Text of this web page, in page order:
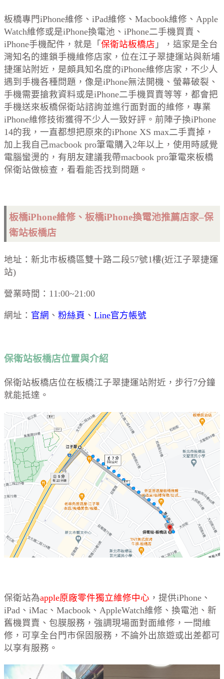
板橋專門iPhone維修、iPad維修、Macbook維修、Apple
Watch維修或是iPhone換電池、iPhone二手機買賣、
iPhone手機配件，就是「 保衛站板橋店 」，這家是全台
灣知名的連鎖手機維修店家，位在江子翠捷運站與新埔
捷運站附近，是頗具知名度的iPhone維修店家，不少人
遇到手機各種問題，像是iPhone無法開機、螢幕破裂、
手機需要搶救資料或是iPhone二手機買賣等等，都會把
手機送來板橋保衛站諮詢並進行面對面的維修，專業
iPhone維修技術獲得不少人一致好評。前陣子換iPhone
14的我，一直都想把原來的iPhone XS max二手賣掉，
加上我自己macbook pro筆電購入2年以上，使用時感覺
電腦蠻燙的，有朋友建議我帶macbook pro筆電來板橋
保衛站做檢查，看看能否找到問題。
板橋iPhone維修、板橋iPhone換電池推薦店家–保
衛站板橋店
地址：新北市板橋區雙十路二段57號1樓(近江子翠捷運
站)
營業時間：11:00~21:00
網址： 官網 、 粉絲頁 、 Line官方帳號
保衛站板橋店位置與介紹
保衛站板橋店位在板橋江子翠捷運站附近，步行7分鐘
就能抵達。
保衛站為apple原廠零件獨立維修中心 ，提供iPhone、
iPad、iMac、Macbook、AppleWatch維修、換電池、新
舊機買賣、包膜服務，強調現場面對面維修，一間維
修，可享全台門市保固服務，不論外出旅遊或出差都可
以享有服務。